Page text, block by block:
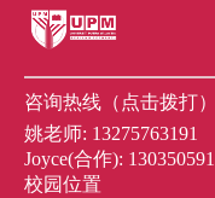
咨询热线（点击拨打）
姚老师: 13275763191
Joyce(合作):
校园位置